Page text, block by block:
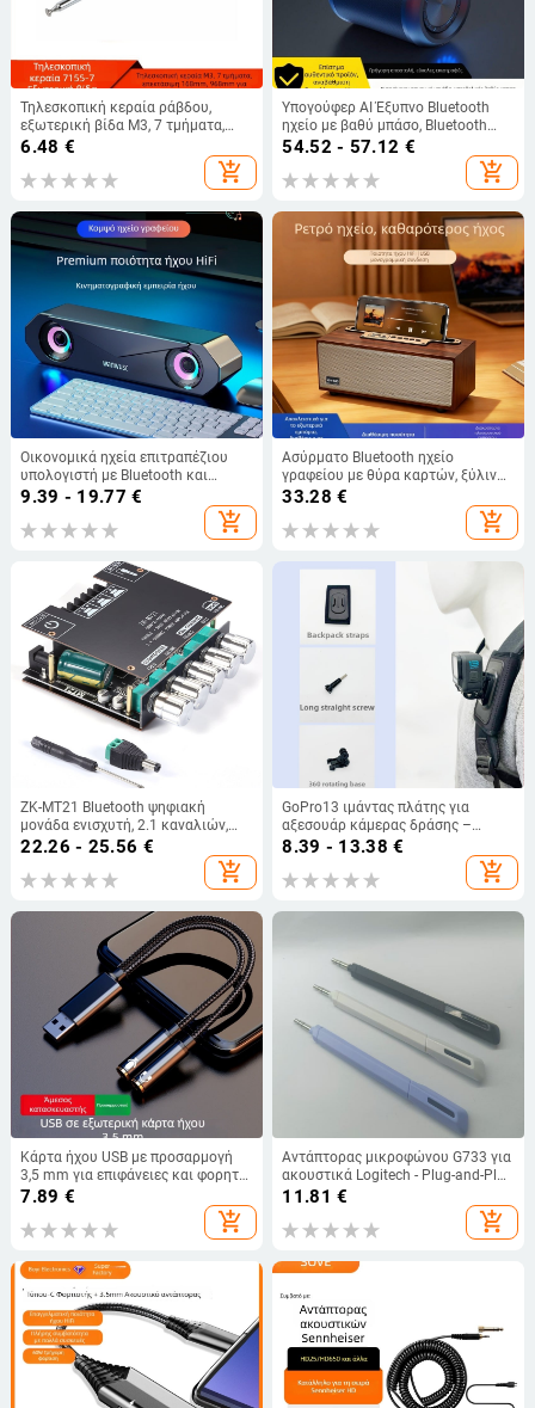
Τηλεσκοπική κεραία ράβδου,
εξωτερική βίδα M3, 7 τμήματα,
εκτεινόμενη για τηλεχειριστήριο
6.48 €
add_shopping_cart
Υπογούφερ AI Έξυπνο Bluetooth
ηχείο με βαθύ μπάσο, Bluetooth
σύνδεση, εύρος συχνοτήτων 100
Hz–20 kHz, SNR ≥70 dB, ABS
περίβλημα, IPX7 αδιάβροχο
54.52 - 57.12 €
add_shopping_cart
Οικονομικά ηχεία επιτραπέζιου
υπολογιστή με Bluetooth και
ενσύρματη σύνδεση USB/3,5 mm,
με μεσαίο μπάσο, ορθογώνιος
σχεδιασμός
9.39 - 19.77 €
add_shopping_cart
Ασύρματο Bluetooth ηχείο
γραφείου με θύρα καρτών, ξύλινο
ρετρό μίνι φορητό — Bluetooth 5.3;
ισχύς 8W; εύρος συχνοτήτων
100Hz–20kHz; SNR ≥75dB;
33.28 €
add_shopping_cart
ZK-MT21 Bluetooth ψηφιακή
μονάδα ενισχυτή, 2.1 καναλιών,
50W×2 + 100W, με ρυθμίσεις
22.26 - 25.56 €
add_shopping_cart
GoPro13 ιμάντας πλάτης για
αξεσουάρ κάμερας δράσης –
καθολική συμβατότητα, πλαστικό
υλικό, περιλαμβάνει βίδες και
περιστρεφόμενη βάση, με
8.39 - 13.38 €
add_shopping_cart
Κάρτα ήχου USB με προσαρμογή
3,5 mm για επιφάνειες και φορητό
υπολογιστή – RXIX luoliang;
επίχρυσο φινίρισμα; πυρήνας από
γυμνό χαλκό; βάρος 16 g (πυρήνας:
7.89 €
add_shopping_cart
Αντάπτορας μικροφώνου G733 για
ακουστικά Logitech - Plug-and-Play
αναβάθμιση
11.81 €
add_shopping_cart